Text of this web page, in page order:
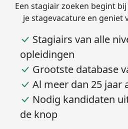
Een stagiair zoeken begint
je stagevacature en geniet
Stagiairs van alle
opleidingen
Grootste database
Al meer dan 25 jaar
Nodig kandidaten
de knop